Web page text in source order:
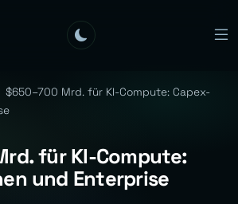
$650–700 Mrd. für KI-Compute: Capex-
für KI-Compute:
und Enterprise